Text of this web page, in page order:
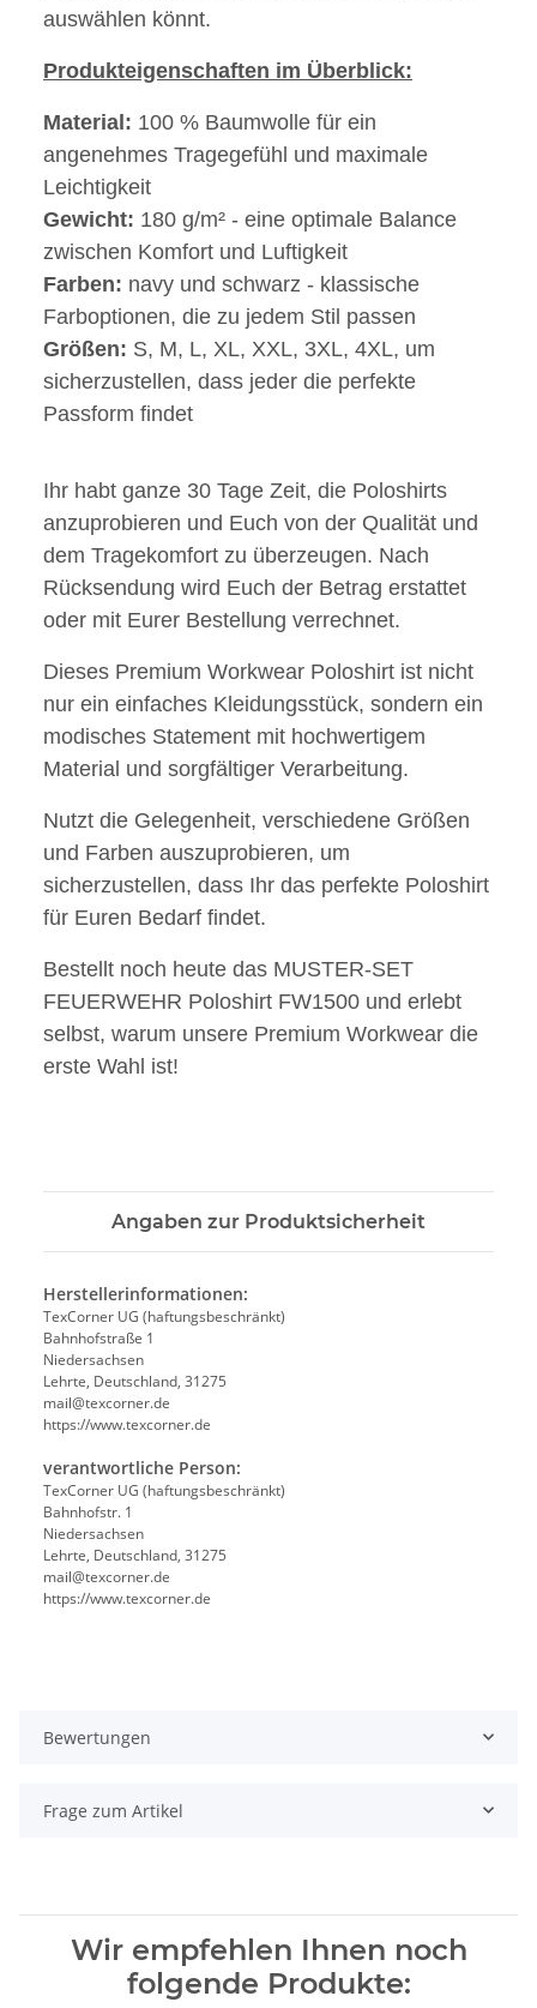
auswählen könnt.
Produkteigenschaften im Überblick:
Material: 100 % Baumwolle für ein
angenehmes Tragegefühl und maximale
Leichtigkeit
Gewicht: 180 g/m² - eine optimale Balance
zwischen Komfort und Luftigkeit
Farben: navy und schwarz - klassische
Farboptionen, die zu jedem Stil passen
Größen: S, M, L, XL, XXL, 3XL, 4XL, um
sicherzustellen, dass jeder die perfekte
Passform findet
Ihr habt ganze 30 Tage Zeit, die Poloshirts
anzuprobieren und Euch von der Qualität und
dem Tragekomfort zu überzeugen. Nach
Rücksendung wird Euch der Betrag erstattet
oder mit Eurer Bestellung verrechnet.
Dieses Premium Workwear Poloshirt ist nicht
nur ein einfaches Kleidungsstück, sondern ein
modisches Statement mit hochwertigem
Material und sorgfältiger Verarbeitung.
Nutzt die Gelegenheit, verschiedene Größen
und Farben auszuprobieren, um
sicherzustellen, dass Ihr das perfekte Poloshirt
für Euren Bedarf findet.
Bestellt noch heute das MUSTER-SET
FEUERWEHR Poloshirt FW1500 und erlebt
selbst, warum unsere Premium Workwear die
erste Wahl ist!
Angaben zur Produktsicherheit
Herstellerinformationen:
TexCorner UG (haftungsbeschränkt)
Bahnhofstraße 1
Niedersachsen
Lehrte, Deutschland, 31275
mail@texcorner.de
https://www.texcorner.de
verantwortliche Person:
TexCorner UG (haftungsbeschränkt)
Bahnhofstr. 1
Niedersachsen
Lehrte, Deutschland, 31275
mail@texcorner.de
https://www.texcorner.de
Bewertungen
Frage zum Artikel
Wir empfehlen Ihnen noch
folgende Produkte: